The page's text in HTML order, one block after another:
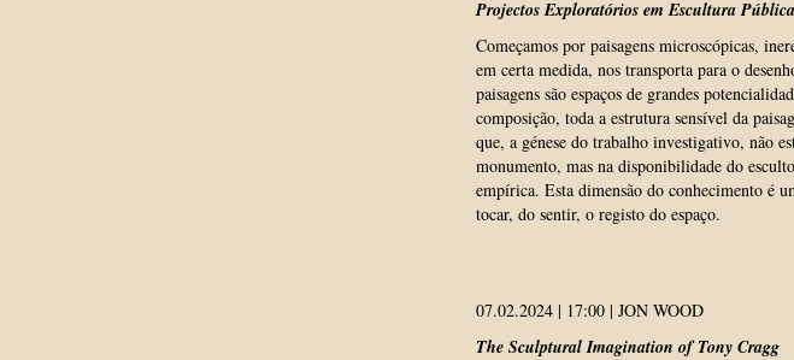
Projectos Exploratórios em Escultura Pública
Começamos por paisagens microscópicas,
em certa medida, nos transporta para o
paisagens são espaços de grandes
composição, toda a estrutura sensível da
que, a génese do trabalho investigativo, não
monumento, mas na disponibilidade do
empírica. Esta dimensão do conhecimento é
tocar, do sentir, o registo do espaço.
07.02.2024 | 17:00 | JON WOOD
The Sculptural Imagination of Tony Cragg